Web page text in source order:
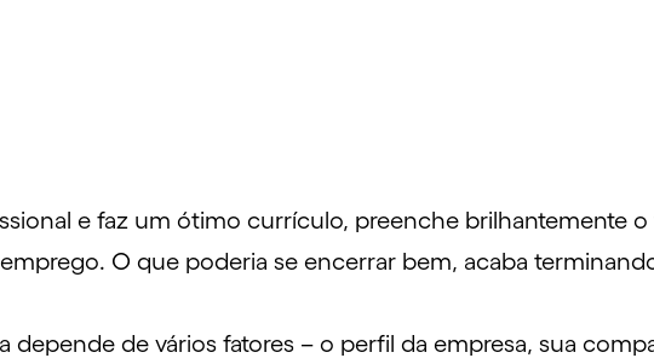
e faz um ótimo currículo, preenche brilhantemente
O que poderia se encerrar bem, acaba
depende de vários fatores – o perfil da empresa, sua